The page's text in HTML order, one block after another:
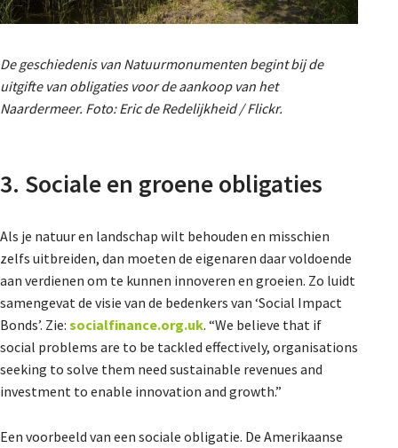
De geschiedenis van Natuurmonumenten begint bij de
uitgifte van obligaties voor de aankoop van het
Naardermeer. Foto: Eric de Redelijkheid / Flickr.
3. Sociale en groene obligaties
Als je natuur en landschap wilt behouden en misschien
zelfs uitbreiden, dan moeten de eigenaren daar voldoende
aan verdienen om te kunnen innoveren en groeien. Zo luidt
samengevat de visie van de bedenkers van ‘Social Impact
Bonds’. Zie: socialfinance.org.uk. “We believe that if
social problems are to be tackled effectively, organisations
seeking to solve them need sustainable revenues and
investment to enable innovation and growth.”
Een voorbeeld van een sociale obligatie. De Amerikaanse